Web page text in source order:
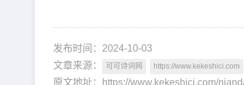
发布时间：2024-10-03
文章来源：
可可诗词网 https://www.kekeshici.com
原文地址：https://www.kekeshici.com/